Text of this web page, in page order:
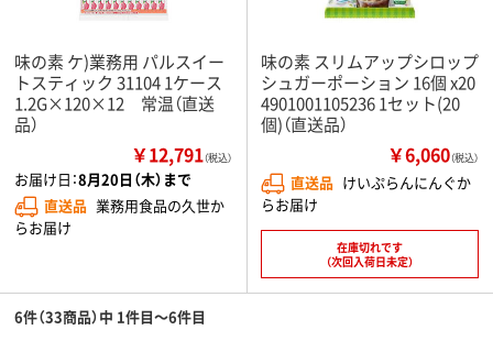
味の素 ケ)業務用 パルスイー
トスティック 31104 1ケース
1.2G×120×12 常温（直送
品）
￥12,791（税込）
お届け日：8月20日（木）まで
直送品 業務用食品の久世か
らお届け
味の素 スリムアップシロップ
シュガーポーション 16個 x20
4901001105236 1セット(20
個)（直送品）
￥6,060（税込）
直送品 けいぷらんにんぐか
らお届け
在庫切れです
（次回入荷日未定）
6件（33商品）中 1件目～6件目